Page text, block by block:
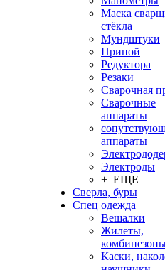
Маска
стёкла
Мундштуки
Припой
Редуктора
Резаки
Сварочная
Сварочные
аппараты
аппараты
Электроды
+ ЕЩЕ
Сверла, буры
Спец одежда
Вешалки
Жилеты,
Каски,